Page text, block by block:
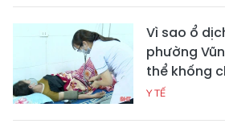
Vì sao ổ
phường
thể khống
Y TẾ